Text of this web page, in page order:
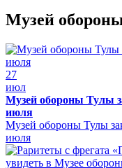
Музей
27
июл
Музей обороны Тулы
июля
Музей обороны Тулы
июля